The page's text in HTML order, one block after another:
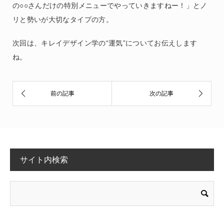
の○○さんだけの特別メニューでやっていきますねー！」とノ
リと勢いが大切なタイプの方。
次回は、キレイデザイン学の“運気”についてお伝えします
ね。
サイト内検索